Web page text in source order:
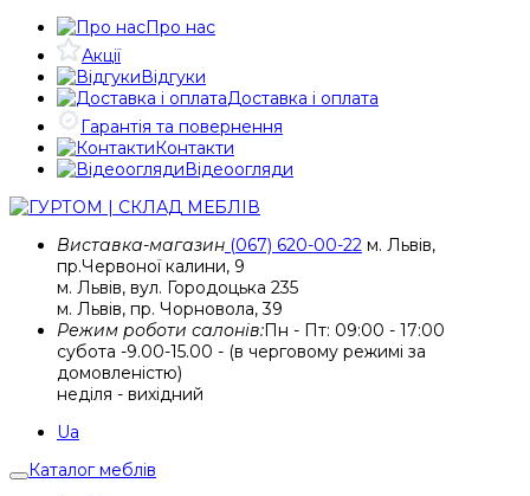
Про нас
Акції
Відгуки
Доставка і оплата
Гарантія та повернення
Контакти
Відеоогляди
Виставка-магазин (067) 620-00-22 м. Львів,
пр.Червоної калини, 9
м. Львів, вул. Городоцька 235
м. Львів, пр. Чорновола, 39
Режим роботи салонів:Пн - Пт: 09:00 - 17:00
субота -9.00-15.00 - (в черговому режимі за
домовленістю)
неділя - вихідний
Ua
Каталог меблів